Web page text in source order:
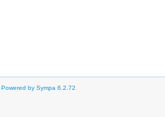
Powered by Sympa 6.2.72